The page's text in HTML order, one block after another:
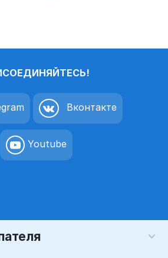
Вконтакте
Youtube